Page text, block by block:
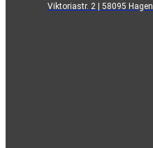
Viktoriastr. 2 | 58095 Hagen